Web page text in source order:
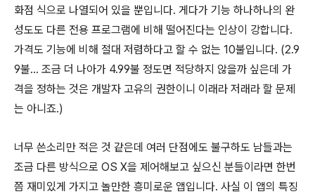
화점 식으로 나열되어 있을 뿐입니다. 게다가 기능 하나하나의 완
성도도 다른 전용 프로그램에 비해 떨어진다는 인상이 강합니다.
가격도 기능에 비해 절대 저렴하다고 할 수 없는 10불입니다. (2.9
9불… 조금 더 나아가 4.99불 정도면 적당하지 않을까 싶은데 가
격을 정하는 것은 개발자 고유의 권한이니 이래라 저래라 할 문제
는 아니죠.)
너무 쓴소리만 적은 것 같은데 여러 단점에도 불구하도 남들과는
조금 다른 방식으로 OS X을 제어해보고 싶으신 분들이라면 한번
쯤 재미있게 가지고 놀만한 흥미로운 앱입니다. 사실 이 앱의 특징